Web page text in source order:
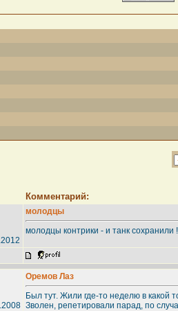
Комментарий:
молодцы
молодцы контрики - и танк сохранили
Оремов Лаз
Был тут. Жили где-то неделю в какой
Зволен, репетировали парад, по